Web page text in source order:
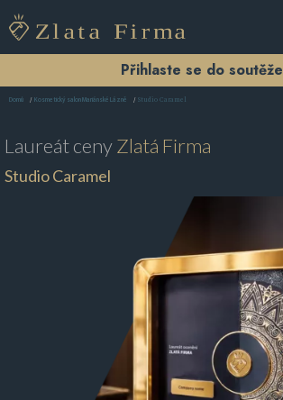
Přihlaste se do soutěže
Domů Kosmetický salon Mariánské Lázně Studio Caramel
Laureát cenyZlatá Firma
Studio Caramel